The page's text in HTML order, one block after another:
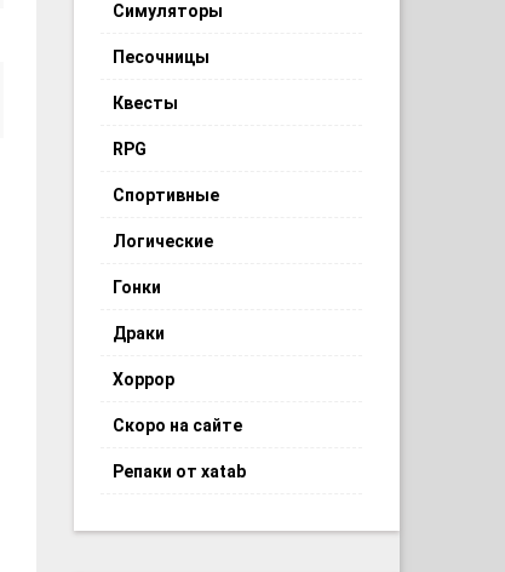
Симуляторы
Песочницы
Квесты
RPG
Спортивные
Логические
Гонки
Драки
Хоррор
Скоро на сайте
Репаки от xatab